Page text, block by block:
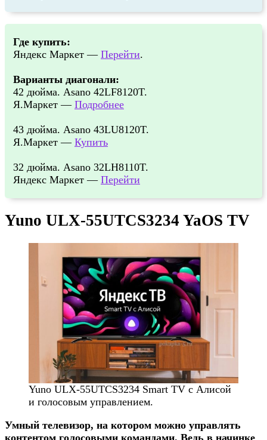
Где купить:
Яндекс Маркет — Перейти.
Варианты диагонали:
42 дюйма. Asano 42LF8120T.
Я.Маркет — Подробнее
43 дюйма. Asano 43LU8120T.
Я.Маркет — Купить
32 дюйма. Asano 32LH8110T.
Яндекс Маркет — Перейти
Yuno ULX-55UTCS3234 YaOS TV
Yuno ULX-55UTCS3234 Smart TV с Алисой
и голосовым управлением.
Умный телевизор, на котором можно управлять